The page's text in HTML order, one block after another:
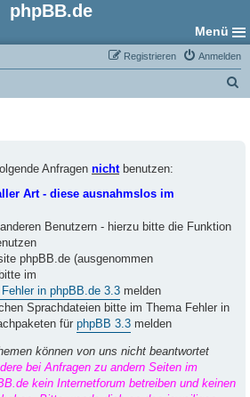
phpBB.de
Menü
Anmelden
Registrieren
Anfragen nichtbenutzen:
Art - diese ausnahmslos im
Benutzern - hierzu bitte die Funktion
phpBB.de (ausgenommen
im
in phpBB.de 3.3 melden
Sprachdateien bitte im Thema Fehler in
für phpBB 3.3 melden
können von uns nicht beantwortet
bei Anfragen zu andern Seiten im
kein Internetforum betreiben und keinen